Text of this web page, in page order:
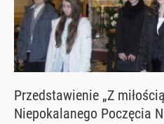
Przedstawienie „Z
Niepokalanego Poczęcia